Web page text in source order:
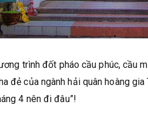
trình đốt pháo cầu phúc, cầu
đẻ của ngành hải quân hoàng
4 nên đi đâu”!